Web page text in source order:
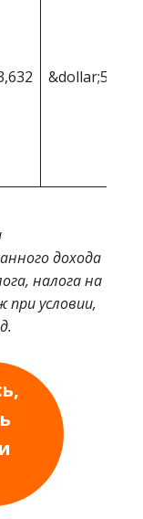
дохода
налога на
условии,